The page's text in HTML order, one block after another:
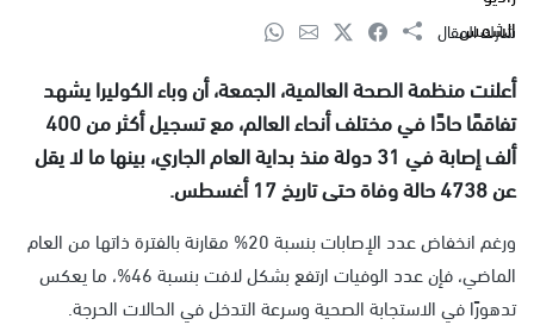
شارك المقال
أعلنت منظمة الصحة العالمية، الجمعة، أن وباء الكوليرا يشهد
تفاقمًا حادًا في مختلف أنحاء العالم، مع تسجيل أكثر من 400
ألف إصابة في 31 دولة منذ بداية العام الجاري، بينها ما لا يقل
عن 4738 حالة وفاة حتى تاريخ 17 أغسطس.
ورغم انخفاض عدد الإصابات بنسبة 20% مقارنة بالفترة ذاتها من العام
الماضي، فإن عدد الوفيات ارتفع بشكل لافت بنسبة 46%، ما يعكس
تدهورًا في الاستجابة الصحية وسرعة التدخل في الحالات الحرجة.